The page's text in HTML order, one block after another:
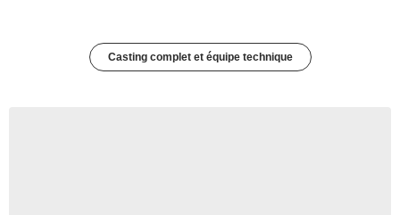
Casting complet et équipe technique